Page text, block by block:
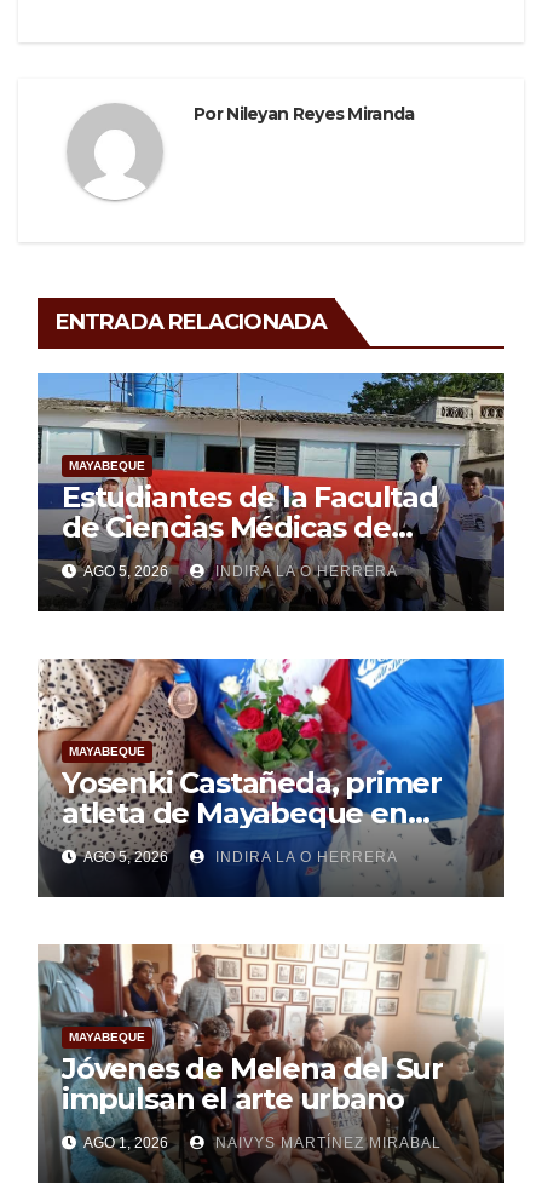
PorNileyan Reyes Miranda
ENTRADA RELACIONADA
MAYABEQUE
Estudiantes de la Facultad
de Ciencias Médicas de
Mayabeque realizan
pesquisa
AGO 5, 2026 INDIRA LA O HERRERA
MAYABEQUE
Yosenki Castañeda, primer
atleta de Mayabeque en
subir al podio
centroamericano
AGO 5, 2026 INDIRA LA O HERRERA
MAYABEQUE
Jóvenes de Melena del Sur
impulsan el arte urbano
AGO 1, 2026 NAIVYS MARTÍNEZ MIRABAL